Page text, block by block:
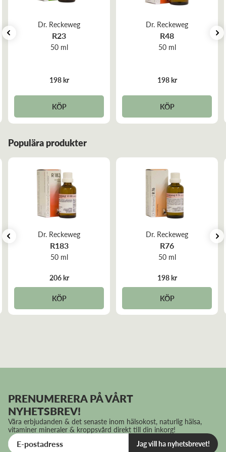
av Läkemedelsverket. Reg. nr. 2434
Dr. Reckeweg
R23
50 ml
198 kr
KÖP
Dr. Reckeweg
R48
50 ml
198 kr
KÖP
Populära produkter
Dr. Reckeweg
R183
50 ml
206 kr
KÖP
Dr. Reckeweg
R76
50 ml
198 kr
KÖP
PRENUMERERA PÅ VÅRT
NYHETSBREV!
Våra erbjudanden & det senaste inom hälsokost, naturlig hälsa,
vitaminer mineraler & kroppsvård direkt till din inkorg!
Jag vill ha nyhetsbrevet!